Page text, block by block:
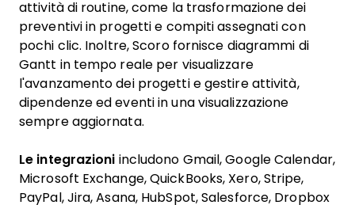
attività di routine, come la trasformazione dei
preventivi in progetti e compiti assegnati con
pochi clic. Inoltre, Scoro fornisce diagrammi di
Gantt in tempo reale per visualizzare
l'avanzamento dei progetti e gestire attività,
dipendenze ed eventi in una visualizzazione
sempre aggiornata.
Le integrazioni includono Gmail, Google Calendar,
Microsoft Exchange, QuickBooks, Xero, Stripe,
PayPal, Jira, Asana, HubSpot, Salesforce, Dropbox